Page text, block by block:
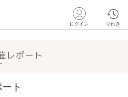
ログイン りれき
レポート
ト